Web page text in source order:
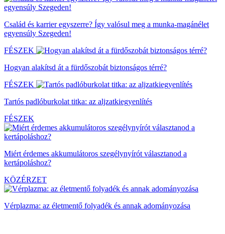
Család és karrier egyszerre? Így valósul meg a munka-magánélet
egyensúly Szegeden!
FÉSZEK
Hogyan alakítsd át a fürdőszobát biztonságos térré?
FÉSZEK
Tartós padlóburkolat titka: az aljzatkiegyenlítés
FÉSZEK
Miért érdemes akkumulátoros szegélynyírót választanod a
kertápoláshoz?
KÖZÉRZET
Vérplazma: az életmentő folyadék és annak adományozása